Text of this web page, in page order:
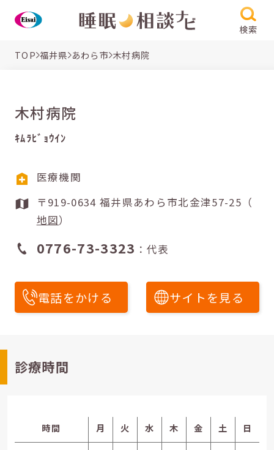
検索
TOP 福井県 あわら市 木村病院
木村病院
ｷﾑﾗﾋﾞｮｳｲﾝ
医療機関
〒919-0634 福井県あわら市北金津57-25（
地図）
0776-73-3323 ：代表
電話をかける サイトを見る
診療時間
時間 月 火 水 木 金 土 日